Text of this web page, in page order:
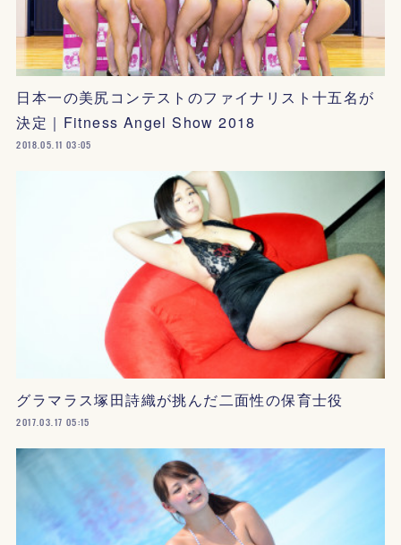
日本一の美尻コンテストのファイナリスト十五名が
決定｜Fitness Angel Show 2018
2018.05.11 03:05
グラマラス塚田詩織が挑んだ二面性の保育士役
2017.03.17 05:15